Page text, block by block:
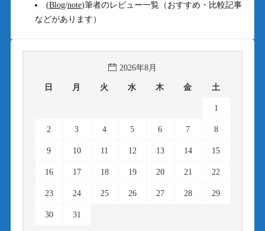
(Blog/note)筆者のレビュー一覧（おすすめ・比較記事
などがあります）
2026年8月
日 月 火 水 木 金 土
1
2 3 4 5 6 7 8
9 10 11 12 13 14 15
16 17 18 19 20 21 22
23 24 25 26 27 28 29
30 31